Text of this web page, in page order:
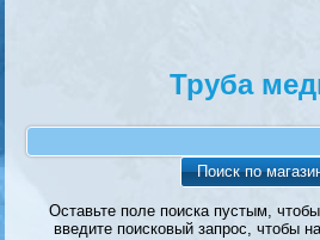
Труба
Поиск по
Оставьте поле поиска пустым,
введите поисковый запрос, чтобы